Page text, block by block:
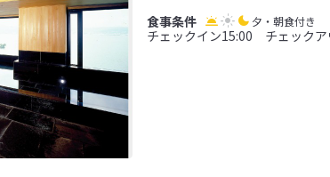
夕・朝食付き
チェックイン15:00 チェックア